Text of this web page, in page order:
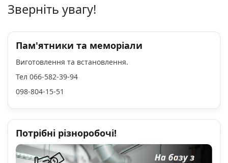
Зверніть увагу!
Пам'ятники та меморіали
Виготовлення та встановлення.
Тел 066-582-39-94
098-804-15-51
Потрібні різноробочі!